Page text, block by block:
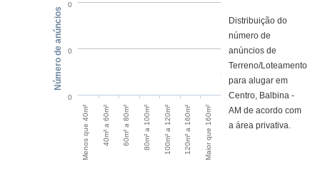
Menos que 40m² 40m² a 60m² 60m² a 80m² 80m² a 100m² 100m² a 120m² 120m² a 160m² Maior que 160m²
0
0
0
Número de anúncios
Distribuição do
número de
anúncios de
Terreno/Loteamento
para alugar em
Centro, Balbina -
AM de acordo com
a área privativa.